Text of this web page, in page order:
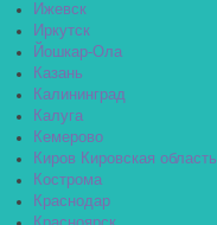
Ижевск
Иркутск
Йошкар-Ола
Казань
Калининград
Калуга
Кемерово
Киров Кировская область
Кострома
Краснодар